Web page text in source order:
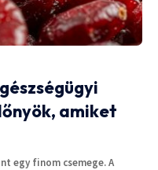
amiket
egy finom csemege. A